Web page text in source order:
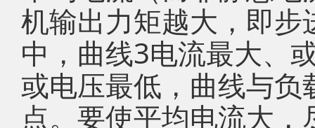
机输出力矩越大，即
中，曲线3电流最大、
或电压最低，曲线与
点。要使平均电流大